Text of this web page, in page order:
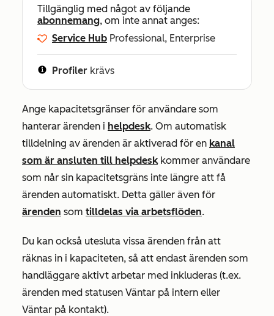
Tillgänglig med något av följande
abonnemang, om inte annat anges:
Service Hub Professional, Enterprise
Profiler krävs
Ange kapacitetsgränser för användare som
hanterar ärenden i helpdesk. Om automatisk
tilldelning av ärenden är aktiverad för en kanal
som är ansluten till helpdeskkommer användare
som når sin kapacitetsgräns inte längre att få
ärenden automatiskt. Detta gäller även för
ärenden som tilldelas via arbetsflöden.
Du kan också utesluta vissa ärenden från att
räknas in i kapaciteten, så att endast ärenden som
handläggare aktivt arbetar med inkluderas (t.ex.
ärenden med statusen Väntar på intern eller
Väntar på kontakt).